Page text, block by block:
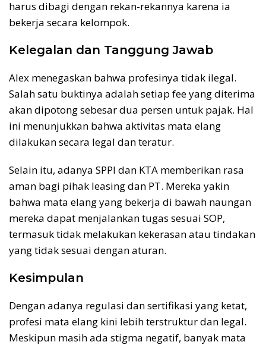
harus dibagi dengan rekan-rekannya karena ia
bekerja secara kelompok.
Kelegalan dan Tanggung Jawab
Alex menegaskan bahwa profesinya tidak ilegal.
Salah satu buktinya adalah setiap fee yang diterima
akan dipotong sebesar dua persen untuk pajak. Hal
ini menunjukkan bahwa aktivitas mata elang
dilakukan secara legal dan teratur.
Selain itu, adanya SPPI dan KTA memberikan rasa
aman bagi pihak leasing dan PT. Mereka yakin
bahwa mata elang yang bekerja di bawah naungan
mereka dapat menjalankan tugas sesuai SOP,
termasuk tidak melakukan kekerasan atau tindakan
yang tidak sesuai dengan aturan.
Kesimpulan
Dengan adanya regulasi dan sertifikasi yang ketat,
profesi mata elang kini lebih terstruktur dan legal.
Meskipun masih ada stigma negatif, banyak mata